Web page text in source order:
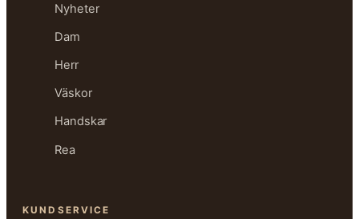
Nyheter
Dam
Herr
Väskor
Handskar
Rea
KUNDSERVICE